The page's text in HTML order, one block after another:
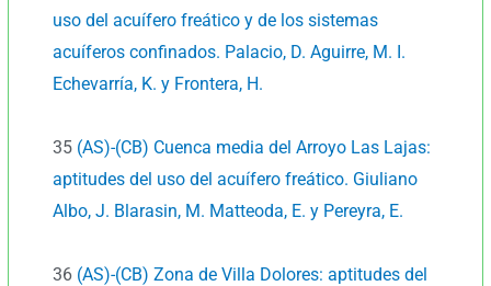
uso del acuífero freático y de los sistemas
acuíferos confinados. Palacio, D. Aguirre, M. I.
Echevarría, K. y Frontera, H.
35 (AS)-(CB) Cuenca media del Arroyo Las Lajas:
aptitudes del uso del acuífero freático. Giuliano
Albo, J. Blarasin, M. Matteoda, E. y Pereyra, E.
36 (AS)-(CB) Zona de Villa Dolores: aptitudes del